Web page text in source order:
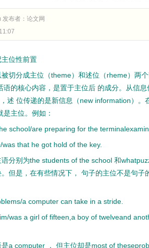
哪些信息？
是什么？
高？（一）
非法出版活动的概念、特征
国家级医学期刊目录
进入SCI
SCI和SCI-E的区别？
《中文核心期刊要目总览》
：我想成为坐...
发布者： 论文网
位性前置
切分成主位（theme）和述位（rheme）两
语的核心内容，是置于主位后 的成分。从信
述 位传递的是新信息（new information）
主位。例如：
school/are preparing for the
that he got hold of the key.
分别为the students of the school 和
但是，在有些情况下， 句子的主位不是句子
a computer can take in a stride.
was a girl of fifteen,a boy of twelveand
a computer ， 但主位却是most of